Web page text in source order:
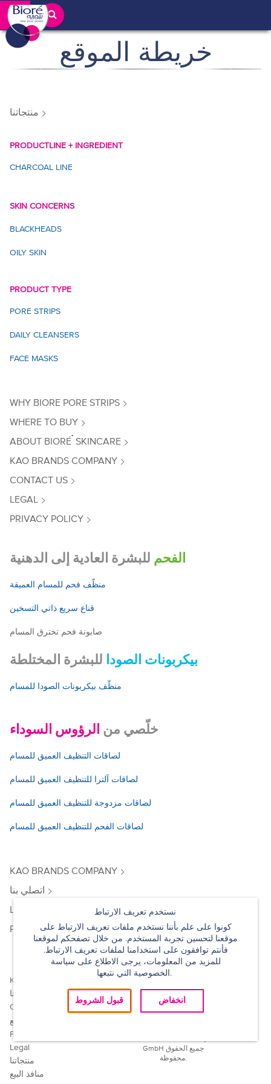
خريطة الموقع
منتجاتنا
PRODUCTLINE + INGREDIENT
CHARCOAL LINE
SKIN CONCERNS
BLACKHEADS
OILY SKIN
PRODUCT TYPE
PORE STRIPS
DAILY CLEANSERS
FACE MASKS
WHY BIORE PORE STRIPS
WHERE TO BUY
ABOUT BIORÉ
®
SKINCARE
KAO BRANDS COMPANY
CONTACT US
LEGAL
PRIVACY POLICY
الفحم للبشرة العادية إلى الدهنية
منظّف فحم للمسام العميقة
قناع سريع ذاتي التسخين
صابونة فحم تخترق المسام
بيكربونات الصودا للبشرة المختلطة
منظّف بيكربونات الصودا للمسام
خلّصي من الرؤوس السوداء
لصاقات التنظيف العميق للمسام
لصاقات آلترا للتنظيف العميق للمسام
لصاقات مزدوجة للتنظيف العميق للمسام
لصاقات الفحم للتنظيف العميق للمسام
KAO BRANDS COMPANY
اتصلي بنا
LEGAL
PRIVACY POLICY
Kao
اتصلي بنا
Change Country
خريطة الموقع
Privacy policy
Legal
منتجاتنا
منافذ البيع
© 2019 Kao Germany
GmbH جميع الحقوق
محفوظة.
نستخدم تعريف الارتباط
كونوا على علم بأننا نستخدم ملفات تعريف الارتباط على
موقعنا لتحسين تجربة المستخدم. من خلال تصفحكم لموقعنا
فأنتم توافقون على استخدامنا لملفات تعريف الارتباط.
للمزيد من المعلومات، يرجى الاطلاع على سياسة
الخصوصية التي نتبعها.
قبول الشروط انخفاض